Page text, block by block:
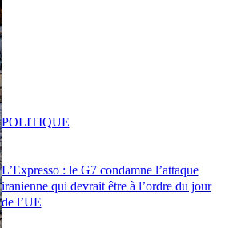
L’Expresso : le G7 condamne l’attaque
iranienne qui devrait être à l’ordre du jour
de l’UE
POLITIQUE